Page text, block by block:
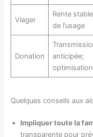
Viager
Rente
de l’usage
Donation
anticipée;
Quelques conseils aux
Impliquer toute la
transparente pour